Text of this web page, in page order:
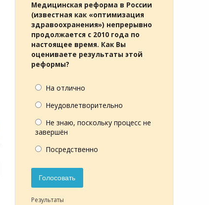
Медицинская реформа в России
(известная как «оптимизация
здравоохранения») непрерывно
продолжается с 2010 года по
настоящее время. Как Вы
оцениваете результаты этой
реформы?
На отлично
Неудовлетворительно
Не знаю, поскольку процесс не
завершён
Посредственно
Голосовать
Результаты